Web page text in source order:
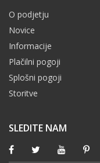
O podjetju
Novice
Informacije
Plačilni pogoji
Splošni pogoji
Storitve
SLEDITE NAM